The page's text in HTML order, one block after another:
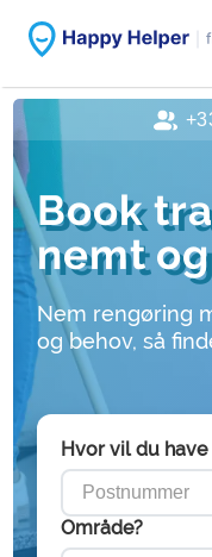
Book
nemt
Nem rengøring
og behov, så
Hvor vil du
Område?